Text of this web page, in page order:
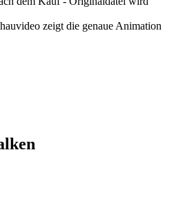
zeigt die genaue Animation